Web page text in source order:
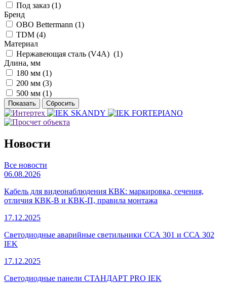
Под заказ (1)
Бренд
OBO Bettermann (1)
TDM (4)
Материал
Нержавеющая сталь (V4A) (1)
Длина, мм
180 мм (1)
200 мм (3)
500 мм (1)
Новости
Все новости
06.08.2026
Кабель для видеонаблюдения КВК: маркировка, сечения,
отличия КВК-В и КВК-П, правила монтажа
17.12.2025
Светодиодные аварийные светильники ССА 301 и ССА 302
IEK
17.12.2025
Светодиодные панели СТАНДАРТ PRO IEK